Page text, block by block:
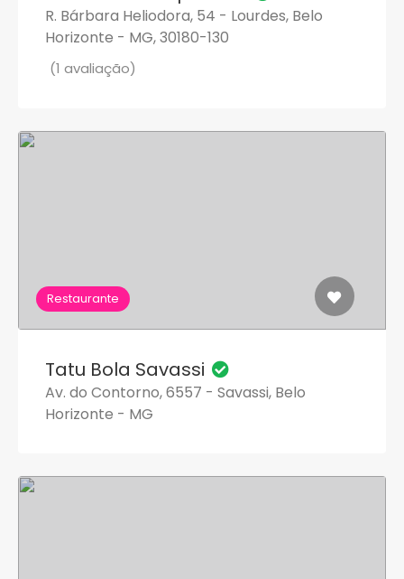
R. Bárbara Heliodora, 54 - Lourdes, Belo
Horizonte - MG, 30180-130
(1 avaliação)
Restaurante
Tatu Bola Savassi
Av. do Contorno, 6557 - Savassi, Belo
Horizonte - MG